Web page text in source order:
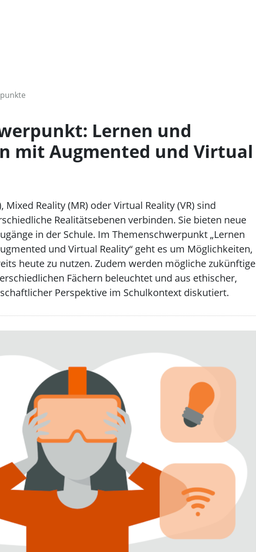
Lernen und
mit Augmented und Virtual
Mixed Reality (MR) oder Virtual Reality (VR) sind
Realitätsebenen verbinden. Sie bieten neue
in der Schule. Im Themenschwerpunkt „Lernen
und Virtual Reality“ geht es um Möglichkeiten,
heute zu nutzen. Zudem werden mögliche zukünftige
Fächern beleuchtet und aus ethischer,
Perspektive im Schulkontext diskutiert.